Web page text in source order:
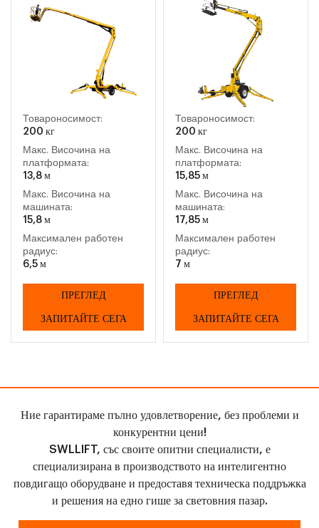
Товароносимост:
200 кг
Макс. Височина на
платформата:
13,8 м
Макс. Височина на
машината:
15,8 м
Максимален работен
радиус:
6,5 м
ПРЕГЛЕД
ЗАПИТАЙТЕ СЕГА
Товароносимост:
200 кг
Макс. Височина на
платформата:
15,85 м
Макс. Височина на
машината:
17,85 м
Максимален работен
радиус:
7 м
ПРЕГЛЕД
ЗАПИТАЙТЕ СЕГА
Ние гарантираме пълно удовлетворение, без проблеми и
конкурентни цени!
SWLLIFT, със своите опитни специалисти, е
специализирана в производството на интелигентно
повдигащо оборудване и предоставя техническа поддръжка
и решения на едно гише за световния пазар.